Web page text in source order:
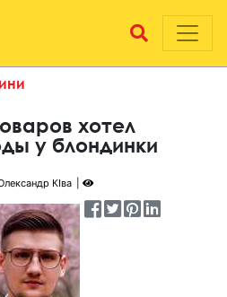
хотел
у блондинки
КІва